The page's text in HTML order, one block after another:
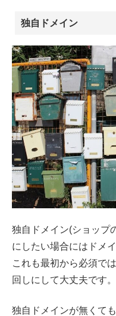
独自ドメイン
独自ドメイン(ショップ
にしたい場合にはドメ
これも最初から必須で
回しにして大丈夫です。
独自ドメインが無くて